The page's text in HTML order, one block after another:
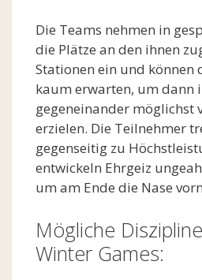
Die Teams nehmen in
die Plätze an den ihnen
Stationen ein und können
kaum erwarten, um dann
gegeneinander möglichst
erzielen. Die Teilnehmer
gegenseitig zu
entwickeln Ehrgeiz
um am Ende die Nase
Mögliche
Winter Games: